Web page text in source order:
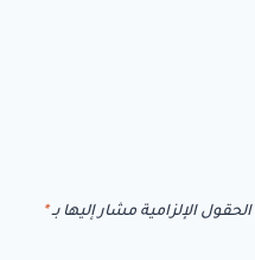
الحقول الإلزامية مشار إليها بـ*